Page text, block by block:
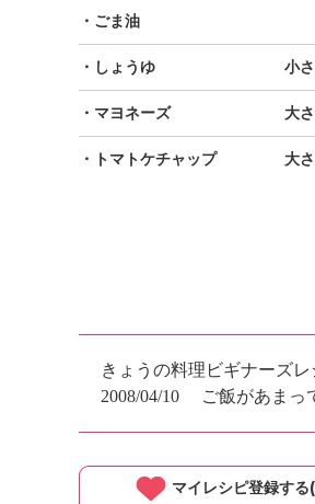
・ごま油
・しょうゆ 小
・マヨネーズ 大
・トマトケチャップ 大
きょうの料理ビギナーズレ
2008/04/10
ご飯があまっ
マイレシピ登録する(